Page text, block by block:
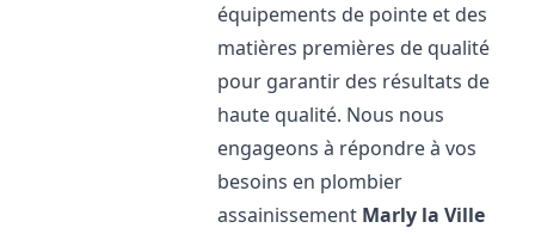
équipements de pointe et des
matières premières de qualité
pour garantir des résultats de
haute qualité. Nous nous
engageons à répondre à vos
besoins en plombier
assainissement Marly la Ville